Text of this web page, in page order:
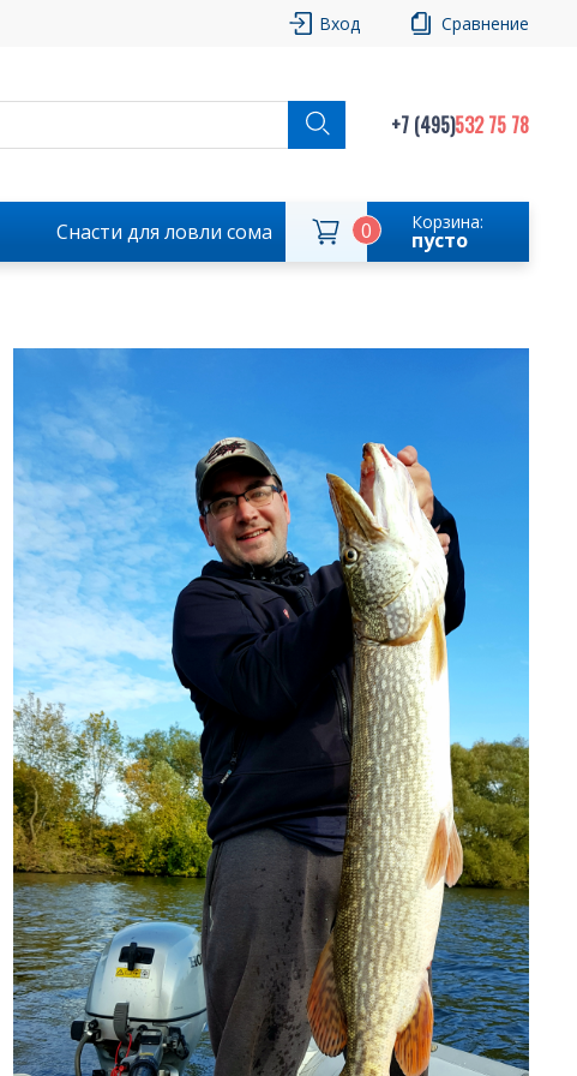
Вход Сравнение
+7 (495)532 75 78
Снасти для ловли сома Корзина:
пусто
0